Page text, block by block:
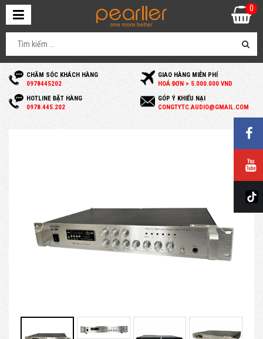
CHĂM SÓC KHÁCH HÀNG
0978445202
GIAO HÀNG MIỄN PHÍ
HOÁ ĐƠN > 5.000.000 VND
HOTLINE ĐẶT HÀNG
0978.445.202
GÓP Ý KHIẾU NẠI
CONGTYTC.AUDIO@GMAIL.COM
0